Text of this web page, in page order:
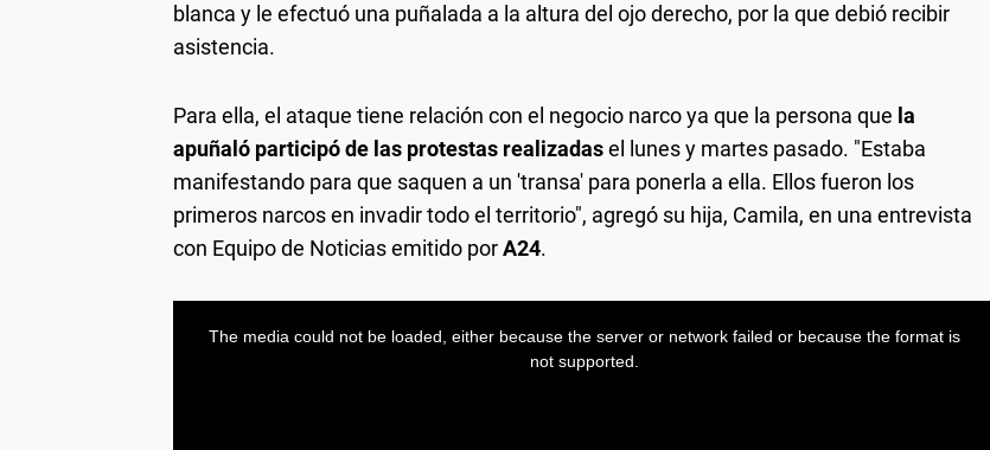
blanca y le efectuó una puñalada a la altura del ojo derecho, por la que debió recibir
asistencia.
Para ella, el ataque tiene relación con el negocio narco ya que la persona que la
apuñaló participó de las protestas realizadasel lunes y martes pasado. "Estaba
manifestando para que saquen a un 'transa' para ponerla a ella. Ellos fueron los
primeros narcos en invadir todo el territorio", agregó su hija, Camila, en una entrevista
con Equipo de Noticias emitido porA24.